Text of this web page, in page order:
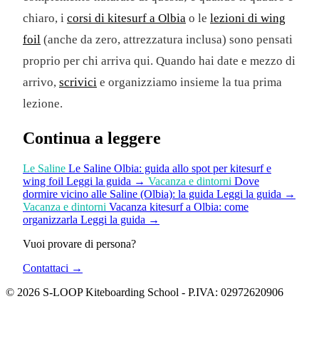
chiaro, i corsi di kitesurf a Olbia o le lezioni di wing
foil (anche da zero, attrezzatura inclusa) sono pensati
proprio per chi arriva qui. Quando hai date e mezzo di
arrivo, scrivici e organizziamo insieme la tua prima
lezione.
Continua a leggere
Le Saline Le Saline Olbia: guida allo spot per kitesurf e
wing foil Leggi la guida → Vacanza e dintorni Dove
dormire vicino alle Saline (Olbia): la guida Leggi la guida →
Vacanza e dintorni Vacanza kitesurf a Olbia: come
organizzarla Leggi la guida →
Vuoi provare di persona?
Contattaci →
© 2026 S-LOOP Kiteboarding School - P.IVA: 02972620906